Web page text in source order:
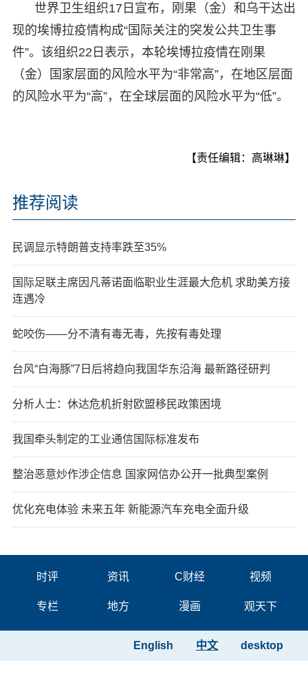
世界卫生组织17日宣布，刚果（金）和乌干达出
现的埃博拉疫情构成“国际关注的突发公共卫生事
件”。该组织22日表示，本轮埃博拉疫情在刚果
（金）国家层面的风险水平为“非常高”，在地区层面
的风险水平为“高”，在全球层面的风险水平为“低”。
【责任编辑：高琳琳】
推荐阅读
民调显示特朗普支持率跌至35%
国际足联主席因凡蒂诺面临职业生涯最大危机 求助美方接
连遇冷
蛇咬伤——分不清有毒无毒，先按有毒处理
台风“白海豚”7日后将趋向我国华东沿海 最新路径研判
分析人士：休达危机折射欧盟移民政策困境
我国牵头制定的工业通信国际标准发布
整治恶意炒作涉企信息 国家网信办公开一批典型案例
优化充电体验 未来五年 新能源汽车充电全面升级
时评 资讯 C财经 视频
专栏 地方 漫画 观天下
desktop
中文
English